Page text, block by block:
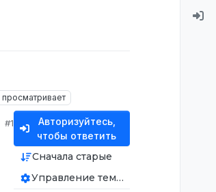
просматривает
#1
Авторизуйтесь,
чтобы ответить
Сначала старые
Управление темой